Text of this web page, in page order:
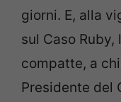
giorni. E, alla
sul Caso
compatte, a
Presidente del